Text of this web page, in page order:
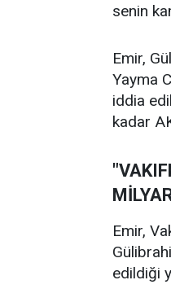
senin
Emir,
Yayma
iddia
kadar
Emir,
edildiği